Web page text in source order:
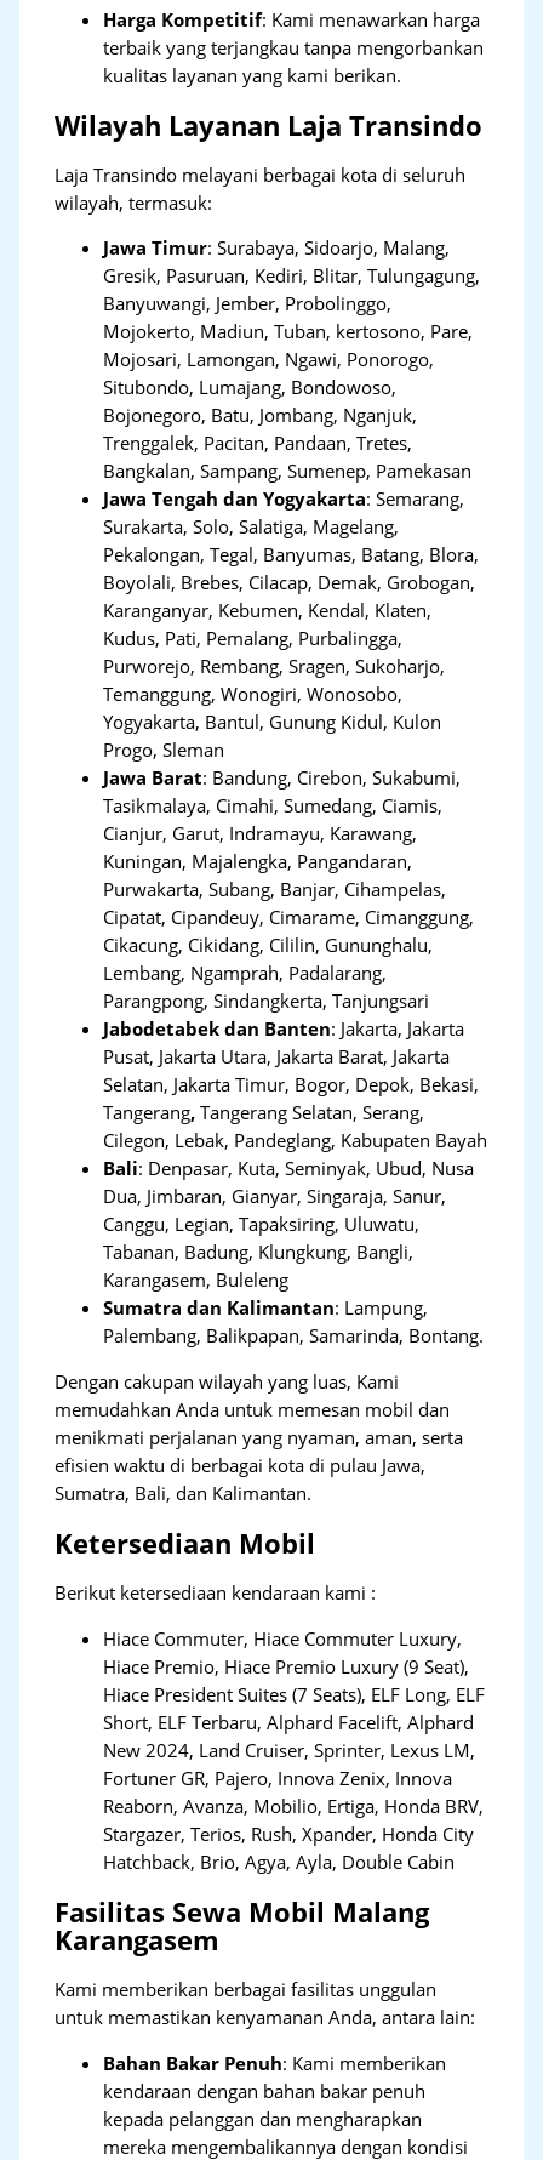
Harga Kompetitif: Kami menawarkan harga
terbaik yang terjangkau tanpa mengorbankan
kualitas layanan yang kami berikan.
Wilayah Layanan Laja Transindo
Laja Transindo melayani berbagai kota di seluruh
wilayah, termasuk:
Jawa Timur:Surabaya, Sidoarjo, Malang,
Gresik, Pasuruan, Kediri, Blitar, Tulungagung,
Banyuwangi, Jember, Probolinggo,
Mojokerto, Madiun, Tuban, kertosono, Pare,
Mojosari, Lamongan, Ngawi, Ponorogo,
Situbondo, Lumajang, Bondowoso,
Bojonegoro, Batu, Jombang, Nganjuk,
Trenggalek, Pacitan, Pandaan, Tretes,
Bangkalan, Sampang, Sumenep, Pamekasan
Jawa Tengah dan Yogyakarta:Semarang,
Surakarta, Solo, Salatiga, Magelang,
Pekalongan, Tegal, Banyumas, Batang, Blora,
Boyolali, Brebes, Cilacap, Demak, Grobogan,
Karanganyar, Kebumen, Kendal, Klaten,
Kudus, Pati, Pemalang, Purbalingga,
Purworejo, Rembang, Sragen, Sukoharjo,
Temanggung, Wonogiri, Wonosobo,
Yogyakarta, Bantul, Gunung Kidul, Kulon
Progo, Sleman
Jawa Barat: Bandung, Cirebon, Sukabumi,
Tasikmalaya, Cimahi, Sumedang, Ciamis,
Cianjur, Garut, Indramayu, Karawang,
Kuningan, Majalengka, Pangandaran,
Purwakarta, Subang, Banjar, Cihampelas,
Cipatat, Cipandeuy, Cimarame, Cimanggung,
Cikacung, Cikidang, Cililin, Gununghalu,
Lembang, Ngamprah, Padalarang,
Parangpong, Sindangkerta, Tanjungsari
Jabodetabek dan Banten: Jakarta, Jakarta
Pusat, Jakarta Utara, Jakarta Barat, Jakarta
Selatan, Jakarta Timur, Bogor, Depok, Bekasi,
Tangerang,Tangerang Selatan, Serang,
Cilegon, Lebak, Pandeglang, Kabupaten Bayah
Bali: Denpasar, Kuta, Seminyak, Ubud, Nusa
Dua, Jimbaran, Gianyar, Singaraja, Sanur,
Canggu, Legian, Tapaksiring, Uluwatu,
Tabanan, Badung, Klungkung, Bangli,
Karangasem, Buleleng
Sumatra dan Kalimantan: Lampung,
Palembang, Balikpapan, Samarinda, Bontang.
Dengan cakupan wilayah yang luas, Kami
memudahkan Anda untuk memesan mobil dan
menikmati perjalanan yang nyaman, aman, serta
efisien waktu di berbagai kota di pulau Jawa,
Sumatra, Bali, dan Kalimantan.
Ketersediaan Mobil
Berikut ketersediaan kendaraan kami :
Hiace Commuter, Hiace Commuter Luxury,
Hiace Premio, Hiace Premio Luxury (9 Seat),
Hiace President Suites (7 Seats), ELF Long, ELF
Short, ELF Terbaru, Alphard Facelift, Alphard
New 2024, Land Cruiser, Sprinter, Lexus LM,
Fortuner GR, Pajero, Innova Zenix, Innova
Reaborn, Avanza, Mobilio, Ertiga, Honda BRV,
Stargazer, Terios, Rush, Xpander, Honda City
Hatchback, Brio, Agya, Ayla, Double Cabin
Fasilitas Sewa Mobil Malang
Karangasem
Kami memberikan berbagai fasilitas unggulan
untuk memastikan kenyamanan Anda, antara lain:
Bahan Bakar Penuh: Kami memberikan
kendaraan dengan bahan bakar penuh
kepada pelanggan dan mengharapkan
mereka mengembalikannya dengan kondisi